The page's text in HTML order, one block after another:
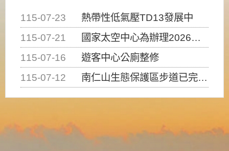
115-07-23
熱帶性低氣壓TD13發展中
115-07-21
國家太空中心為辦理2026台灣盃火箭競賽，陸、海、空域警戒及協調相關事宜，因颱風備案事宜
115-07-16
遊客中心公廁整修
115-07-12
南仁山生態保護區步道已完成修復，自115年7月13日（星期一）起恢復開放入園，歡迎民眾依規定申請入園....